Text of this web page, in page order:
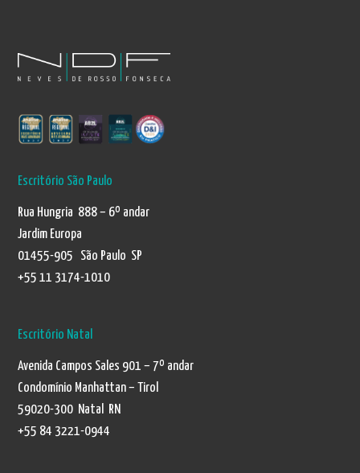
Escritório São Paulo
Rua Hungria 888 – 6º andar
Jardim Europa
01455-905 São Paulo SP
+55 11 3174-1010
Escritório Natal
Avenida Campos Sales 901 – 7º andar
Condomínio Manhattan – Tirol
59020-300 Natal RN
+55 84 3221-0944